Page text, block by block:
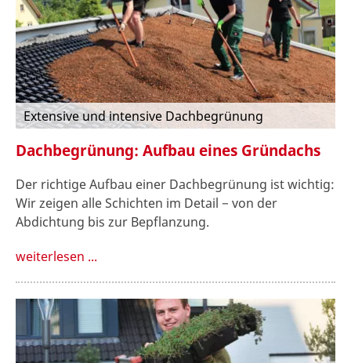
Extensive und intensive Dachbegrünung
Dachbegrünung: Aufbau eines Gründachs
Der richtige Aufbau einer Dachbegrünung ist wichtig:
Wir zeigen alle Schichten im Detail − von der
Abdichtung bis zur Bepflanzung.
weiterlesen ...